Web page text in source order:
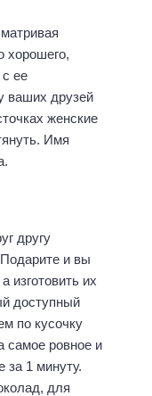
хорошего,
с ее
ваших друзей
женские
Имя
другу
и вы
изготовить их
доступный
по кусочку
самое ровное и
за 1 минуту.
для